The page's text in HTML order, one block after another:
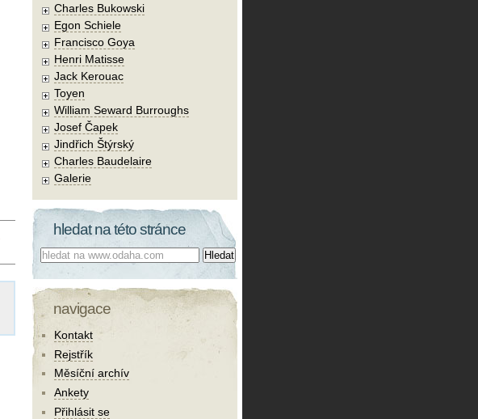
Charles Bukowski
Egon Schiele
Francisco Goya
Henri Matisse
Jack Kerouac
Toyen
William Seward Burroughs
Josef Čapek
Jindřich Štýrský
Charles Baudelaire
Galerie
hledat na této stránce
Co hledat:
navigace
Kontakt
Rejstřík
Měsíční archív
Ankety
Přihlásit se